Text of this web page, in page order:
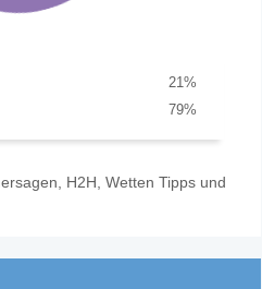
%
21
%
79
H2H, Wetten Tipps und